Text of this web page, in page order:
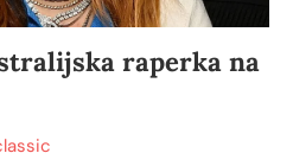
raperka na